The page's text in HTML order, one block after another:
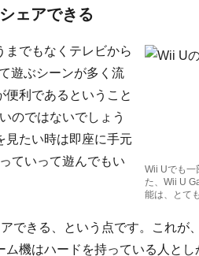
ェアできる
Wii Uでも一
た、Wii U
能は、とて
までもなくテレビから
遊ぶシーンが多く流
利であるということ
のではないでしょう
見たい時は即座に手元
ていって遊んでもい
できる、という点です。これが
機はハードを持っている人とし